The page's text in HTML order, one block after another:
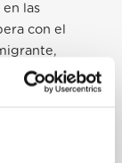
las
con el
dar
en